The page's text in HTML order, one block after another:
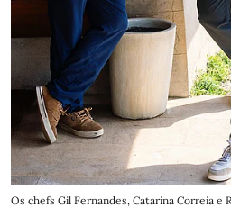
Os chefs Gil Fernandes, Catarina Correia e